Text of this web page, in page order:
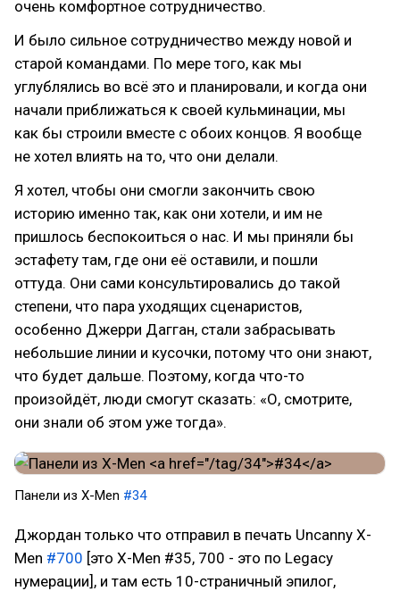
очень комфортное сотрудничество.
И было сильное сотрудничество между новой и
старой командами. По мере того, как мы
углублялись во всё это и планировали, и когда они
начали приближаться к своей кульминации, мы
как бы строили вместе с обоих концов. Я вообще
не хотел влиять на то, что они делали.
Я хотел, чтобы они смогли закончить свою
историю именно так, как они хотели, и им не
пришлось беспокоиться о нас. И мы приняли бы
эстафету там, где они её оставили, и пошли
оттуда. Они сами консультировались до такой
степени, что пара уходящих сценаристов,
особенно Джерри Дагган, стали забрасывать
небольшие линии и кусочки, потому что они знают,
что будет дальше. Поэтому, когда что-то
произойдёт, люди смогут сказать: «О, смотрите,
они знали об этом уже тогда».
Панели из X-Men #34
Джордан только что отправил в печать Uncanny X-
Men #700 [это X-Men #35, 700 - это по Legacy
нумерации], и там есть 10-страничный эпилог,